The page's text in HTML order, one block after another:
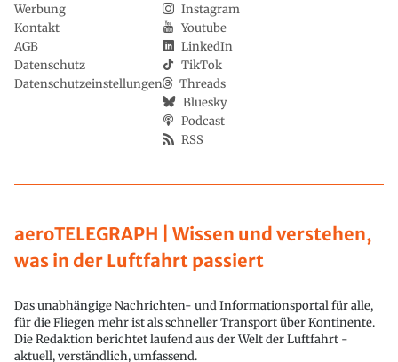
aeroTELEGRAPH | Wissen und verstehen,
was in der Luftfahrt passiert
Das unabhängige Nachrichten- und Informationsportal für alle,
für die Fliegen mehr ist als schneller Transport über Kontinente.
Die Redaktion berichtet laufend aus der Welt der Luftfahrt -
aktuell, verständlich, umfassend.
Werbung
Kontakt
AGB
Datenschutz
Datenschutzeinstellungen
Instagram
Youtube
LinkedIn
TikTok
Threads
Bluesky
Podcast
RSS